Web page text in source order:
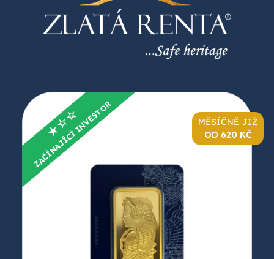
MĚSÍČNĚ JIŽ
OD 620 KČ
★☆☆
ZAČÍNAJÍCÍ INVESTOR